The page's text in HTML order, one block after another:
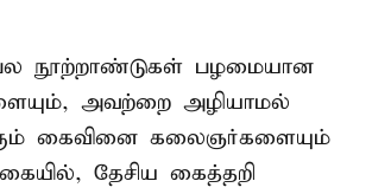
நூற்றாண்டுகள் பழமையான
அவற்றை அழியாமல்
கைவினை கலைஞர்களையும்
தேசிய கைத்தறி